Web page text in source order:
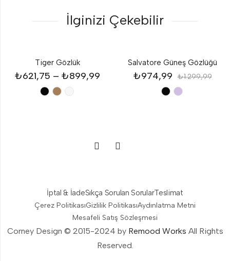
İlginizi Çekebilir
Tiger Gözlük
₺621,75 – ₺899,99
Salvatore Güneş Gözlüğü
₺974,99 ₺1.299,99
İptal & İadeSıkça Sorulan SorularTeslimat
Çerez PolitikasıGizlilik PolitikasıAydınlatma Metni
Mesafeli Satış Sözleşmesi
Corney Design © 2015-2024 by Remood Works All Rights
Reserved.